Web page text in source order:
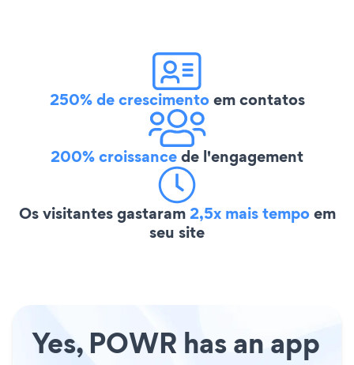
250% de crescimentoem contatos
200% croissancede l'engagement
Os visitantes gastaram2,5x mais tempoem
seu site
Yes, POWR has an app